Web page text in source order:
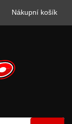
Nákupní košík